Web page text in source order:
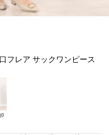
フレア サックワンピース